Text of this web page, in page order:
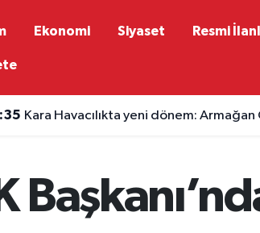
Ekonomi Siyaset Resmi
Kara Havacılıkta yeni dönem: